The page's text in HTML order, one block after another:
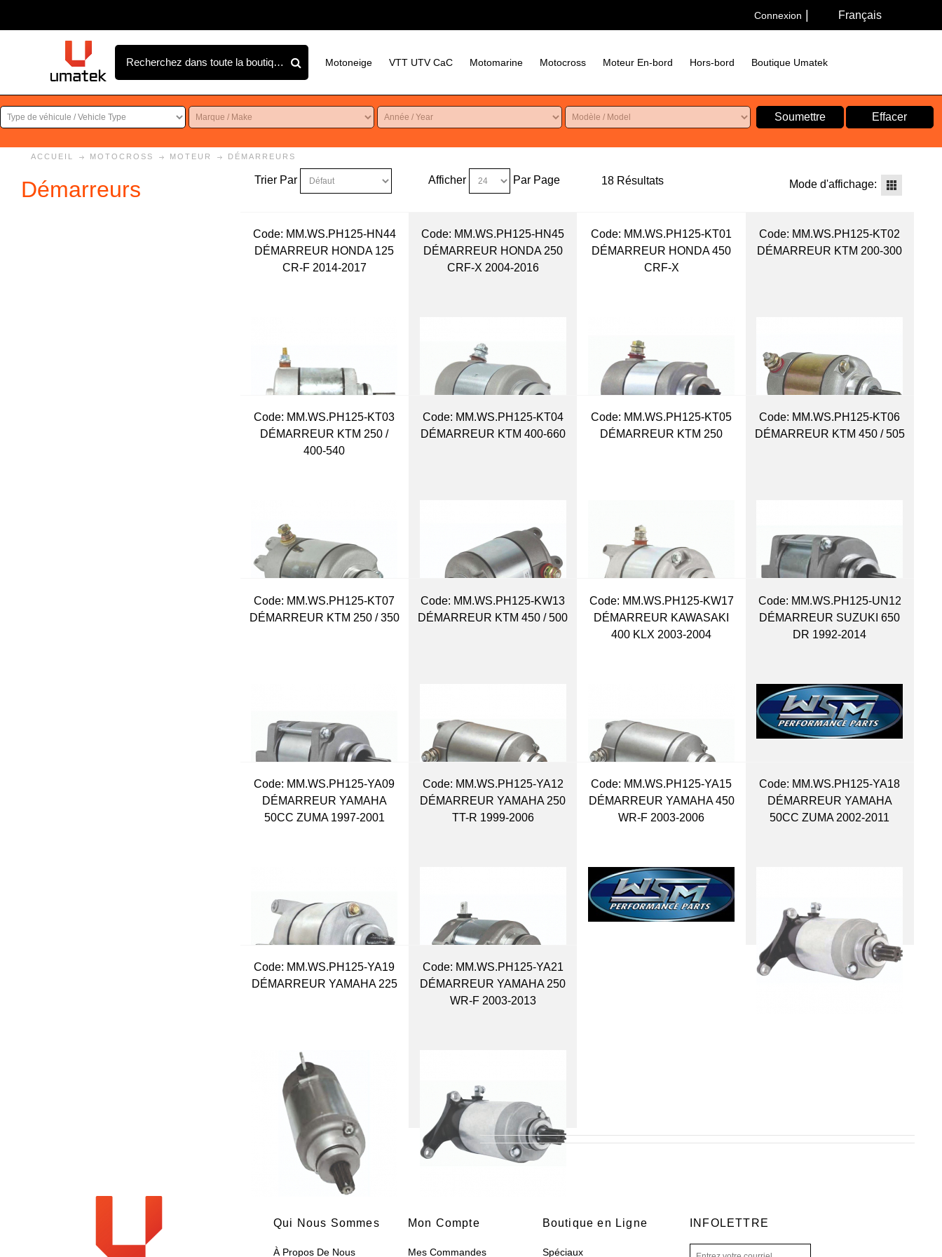
Français
Connexion
Motoneige VTT UTV CaC Motomarine Motocross Moteur En-bord Hors-bord Boutique Umatek
Soumettre Effacer
ACCUEIL MOTOCROSS MOTEUR DÉMARREURS
Démarreurs Trier Par Afficher Par Page 18 Résultats Mode d'affichage:
Code: MM.WS.PH125-HN44
DÉMARREUR HONDA 125
CR-F 2014-2017
Code: MM.WS.PH125-HN45
DÉMARREUR HONDA 250
CRF-X 2004-2016
Code: MM.WS.PH125-KT01
DÉMARREUR HONDA 450
CRF-X
Code: MM.WS.PH125-KT02
DÉMARREUR KTM 200-300
Code: MM.WS.PH125-KT03
DÉMARREUR KTM 250 /
400-540
Code: MM.WS.PH125-KT04
DÉMARREUR KTM 400-660
Code: MM.WS.PH125-KT05
DÉMARREUR KTM 250
Code: MM.WS.PH125-KT06
DÉMARREUR KTM 450 / 505
Code: MM.WS.PH125-KT07
DÉMARREUR KTM 250 / 350
Code: MM.WS.PH125-KW13
DÉMARREUR KTM 450 / 500
Code: MM.WS.PH125-KW17
DÉMARREUR KAWASAKI
400 KLX 2003-2004
Code: MM.WS.PH125-UN12
DÉMARREUR SUZUKI 650
DR 1992-2014
Code: MM.WS.PH125-YA09
DÉMARREUR YAMAHA
50CC ZUMA 1997-2001
Code: MM.WS.PH125-YA12
DÉMARREUR YAMAHA 250
TT-R 1999-2006
Code: MM.WS.PH125-YA15
DÉMARREUR YAMAHA 450
WR-F 2003-2006
Code: MM.WS.PH125-YA18
DÉMARREUR YAMAHA
50CC ZUMA 2002-2011
Code: MM.WS.PH125-YA19
DÉMARREUR YAMAHA 225
Code: MM.WS.PH125-YA21
DÉMARREUR YAMAHA 250
WR-F 2003-2013
Qui Nous Sommes
À Propos De Nous
Mon Compte
Mes Commandes
Boutique en Ligne
Spéciaux
INFOLETTRE